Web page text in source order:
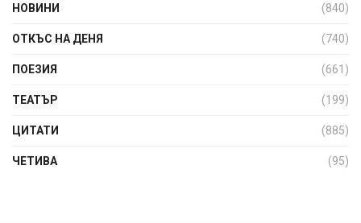
НОВИНИ (840)
ОТКЪС НА ДЕНЯ (740)
ПОЕЗИЯ (661)
ТЕАТЪР (199)
ЦИТАТИ (885)
ЧЕТИВА (95)